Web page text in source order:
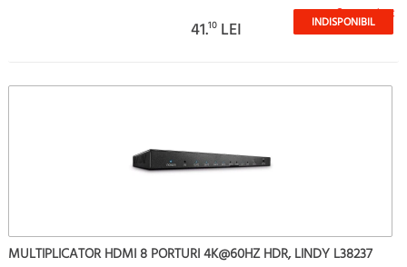
Stoc epuizat
41.10 LEI INDISPONIBIL
MULTIPLICATOR HDMI 8 PORTURI 4K@60HZ HDR, LINDY L38237